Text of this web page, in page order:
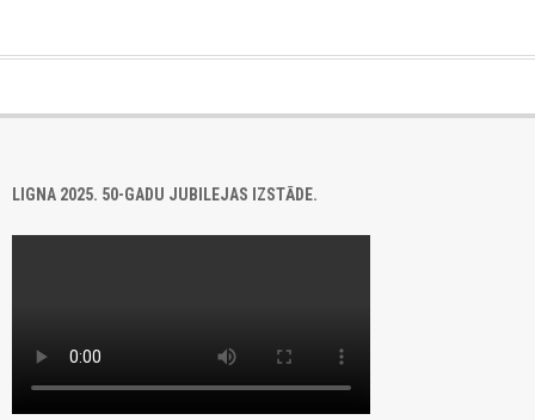
LIGNA 2025. 50-GADU JUBILEJAS IZSTĀDE.